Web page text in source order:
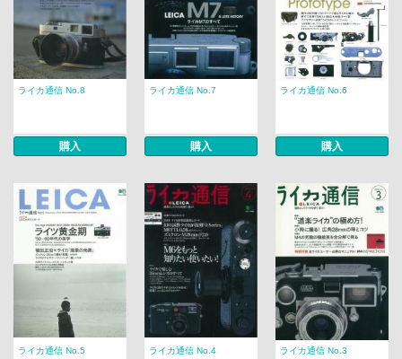
ライカ通信 No.8
購入
ライカ通信 No.7
購入
ライカ通信 No.6
購入
ライカ通信 No.5 ライカ通信 No.4 ライカ通信 No.3